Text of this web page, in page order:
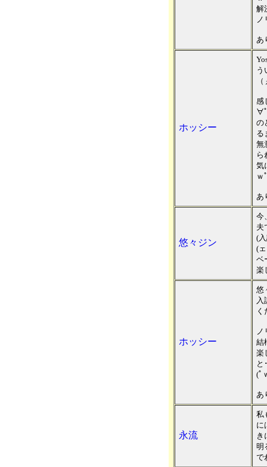
解
ノ
あ
ホッシー
う
感
∀
の
る
無
ら
気
ｗ
あ
悠々ジン
今
夫
(
(ェ
ベ
楽
ホッシー
悠
入
く
ノ
結
楽
と
(ﾟ
あ
永流
私
に
き
明
で